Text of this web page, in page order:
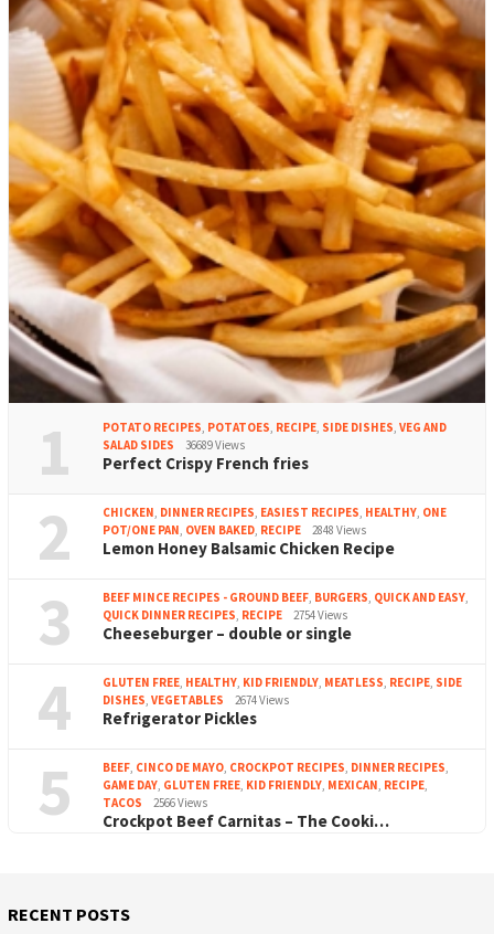
1 POTATO RECIPES POTATOES RECIPE SIDE DISHES VEG AND
SALAD SIDES
36689 Views
Perfect Crispy French fries
2 CHICKEN DINNER RECIPES EASIEST RECIPES HEALTHY ONE
POT/ONE PAN OVEN BAKED RECIPE 2848 Views
Lemon Honey Balsamic Chicken Recipe
3 BEEF MINCE RECIPES - GROUND BEEF BURGERS QUICK AND EASY
QUICK DINNER RECIPES RECIPE 2754 Views
Cheeseburger – double or single
4 GLUTEN FREE HEALTHY KID FRIENDLY MEATLESS RECIPE SIDE
DISHES VEGETABLES 2674 Views
Refrigerator Pickles
5 BEEF CINCO DE MAYO CROCKPOT RECIPES DINNER RECIPES
GAME DAY GLUTEN FREE KID FRIENDLY MEXICAN RECIPE
TACOS
2566 Views
Crockpot Beef Carnitas – The Cooki…
RECENT POSTS